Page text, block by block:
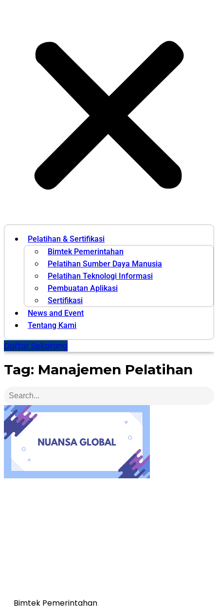
Pelatihan & Sertifikasi
Bimtek Pemerintahan
Pelatihan Sumber Daya Manusia
Pelatihan Teknologi Informasi
Pembuatan Aplikasi
Sertifikasi
News and Event
Tentang Kami
Daftar Sekarang
Tag: Manajemen Pelatihan
Bimtek Pemerintahan